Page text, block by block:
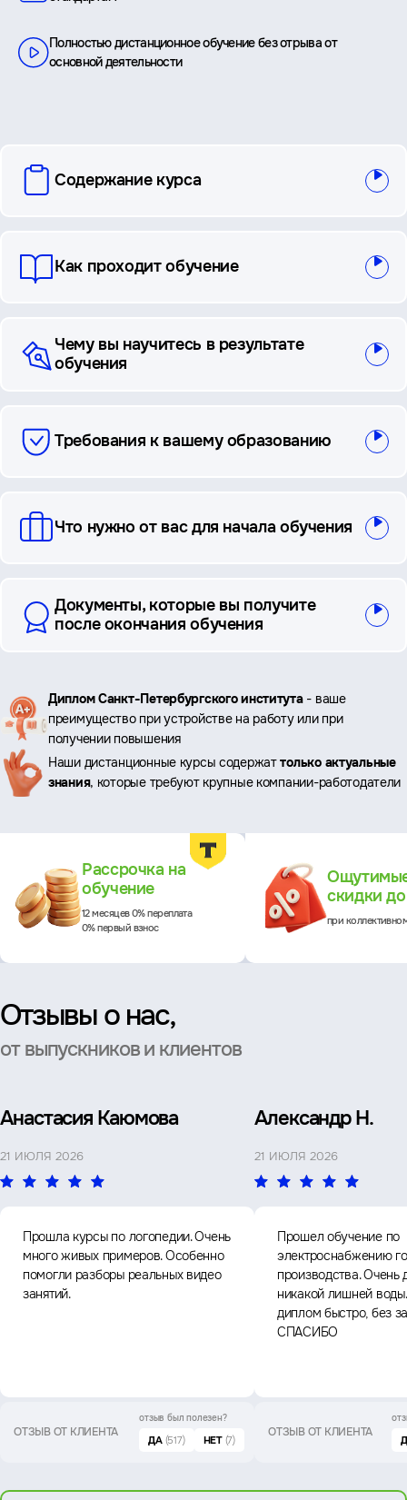
Полностью дистанционное обучение без отрыва от
основной деятельности
вопросы
Содержание курса
Как проходит обучение
Чему вы научитесь в результате
обучения
Требования к вашему образованию
Что нужно от вас для начала обучения
Документы, которые вы получите
после окончания обучения
Ключевые
преимущества
Диплом Санкт-Петербургского института- ваше
преимущество при устройстве на работу или при
получении повышения
Наши дистанционные курсы содержаттолько актуальные
знания, которые требуют крупные компании-работодатели
Рассрочка на
обучение
12 месяцев 0% переплата
0% первый взнос
скидки
при
Отзывы о нас,
от выпускников и клиентов
Анастасия Каюмова
21 ИЮЛЯ 2026
Прошла курсы по логопедии. Очень
много живых примеров. Особенно
помогли разборы реальных видео
занятий.
ОТЗЫВ ОТ КЛИЕНТА
отзыв был полезен?
ДА (517) НЕТ (7)
Александр Н.
21 ИЮЛЯ 2026
Прошел обучение по
электроснабжению
производства. Очень
никакой лишней
диплом быстро, без
СПАСИБО
ОТЗЫВ ОТ КЛИЕНТА